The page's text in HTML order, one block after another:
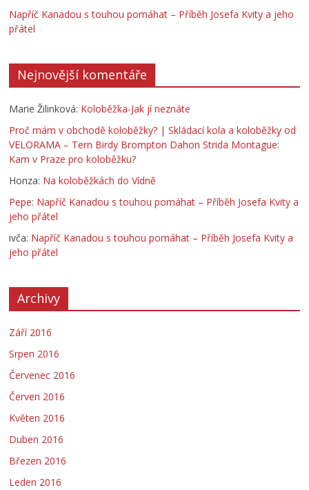
Napříč Kanadou s touhou pomáhat – Příběh Josefa Kvity a jeho
přátel
Nejnovější komentáře
Marie Žilinková: Koloběžka-Jak jí neznáte
Proč mám v obchodě koloběžky? | Skládací kola a koloběžky od
VELORAMA – Tern Birdy Brompton Dahon Strida Montague:
Kam v Praze pro koloběžku?
Honza: Na koloběžkách do Vídně
Pepe: Napříč Kanadou s touhou pomáhat – Příběh Josefa Kvity a
jeho přátel
ivča: Napříč Kanadou s touhou pomáhat – Příběh Josefa Kvity a
jeho přátel
Archivy
Září 2016
Srpen 2016
Červenec 2016
Červen 2016
Květen 2016
Duben 2016
Březen 2016
Leden 2016